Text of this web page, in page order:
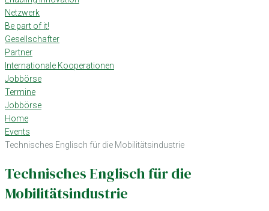
Netzwerk
Be part of it!
Gesellschafter
Partner
Internationale Kooperationen
Jobbörse
Termine
Jobbörse
Home
Events
Technisches Englisch für die Mobilitätsindustrie
Technisches Englisch für die
Mobilitätsindustrie